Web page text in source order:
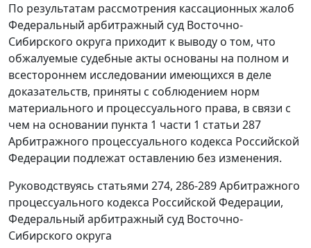
По результатам рассмотрения кассационных жалоб
Федеральный арбитражный суд Восточно-
Сибирского округа приходит к выводу о том, что
обжалуемые судебные акты основаны на полном и
всестороннем исследовании имеющихся в деле
доказательств, приняты с соблюдением норм
материального и процессуального права, в связи с
чем на основании пункта 1 части 1 статьи 287
Арбитражного процессуального кодекса Российской
Федерации подлежат оставлению без изменения.
Руководствуясь статьями 274, 286-289Арбитражного
процессуального кодекса Российской Федерации,
Федеральный арбитражный суд Восточно-
Сибирского округа